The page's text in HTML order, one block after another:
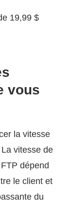
19,99 $
vous
la vitesse
vitesse de
dépend
le client et
du